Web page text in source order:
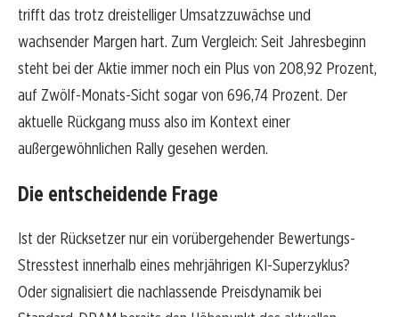
trifft das trotz dreistelliger Umsatzzuwächse und
wachsender Margen hart. Zum Vergleich: Seit Jahresbeginn
steht bei der Aktie immer noch ein Plus von 208,92 Prozent,
auf Zwölf-Monats-Sicht sogar von 696,74 Prozent. Der
aktuelle Rückgang muss also im Kontext einer
außergewöhnlichen Rally gesehen werden.
Die entscheidende Frage
Ist der Rücksetzer nur ein vorübergehender Bewertungs-
Stresstest innerhalb eines mehrjährigen KI-Superzyklus?
Oder signalisiert die nachlassende Preisdynamik bei